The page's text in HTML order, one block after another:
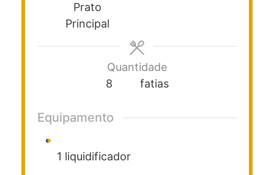
Prato
Principal
Quantidade
8
fatias
Equipamento
1 liquidificador